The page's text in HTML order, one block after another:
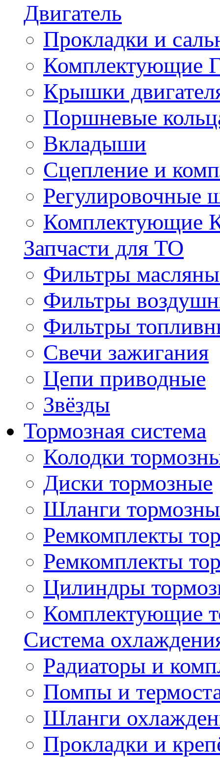
Двигатель
Прокладки и
Комплектующие
Крышки
Поршневые
Вкладыши
Сцепление и
Регулировочные
Комплектующие
Запчасти для ТО
Фильтры
Фильтры
Фильтры
Свечи зажигания
Цепи приводные
Звёзды
Тормозная система
Колодки
Диски тормозные
Шланги
Ремкомплекты
Ремкомплекты
Цилиндры
Комплектующие
Система
Радиаторы и
Помпы и
Шланги
Прокладки и